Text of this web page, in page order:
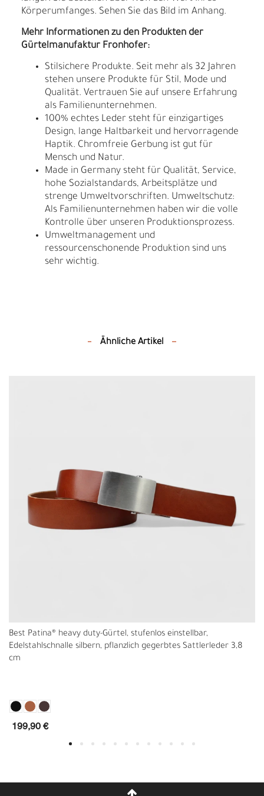
Körperumfanges. Sehen Sie das Bild im Anhang.
Mehr Informationen zu den Produkten der
Gürtelmanufaktur Fronhofer:
Stilsichere Produkte. Seit mehr als 32 Jahren
stehen unsere Produkte für Stil, Mode und
Qualität. Vertrauen Sie auf unsere Erfahrung
als Familienunternehmen.
100% echtes Leder steht für einzigartiges
Design, lange Haltbarkeit und hervorragende
Haptik. Chromfreie Gerbung ist gut für
Mensch und Natur.
Made in Germany steht für Qualität, Service,
hohe Sozialstandards, Arbeitsplätze und
strenge Umweltvorschriften. Umweltschutz:
Als Familienunternehmen haben wir die volle
Kontrolle über unseren Produktionsprozess.
Umweltmanagement und
ressourcenschonende Produktion sind uns
sehr wichtig.
Ähnliche Artikel
Best Patina® heavy duty-Gürtel, stufenlos einstellbar,
Edelstahlschnalle silbern, pflanzlich gegerbtes Sattlerleder 3,8
cm
199,90 €